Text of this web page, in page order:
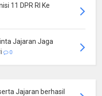
11 DPR RI Ke
Jajaran Jaga
0
Jajaran berhasil